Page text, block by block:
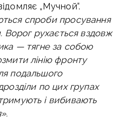
„Мучной“.
спроби просування
Ворог рухається вздовж
— тягне за собою
лінію фронту
подальшого
по цих групах
і вибивають